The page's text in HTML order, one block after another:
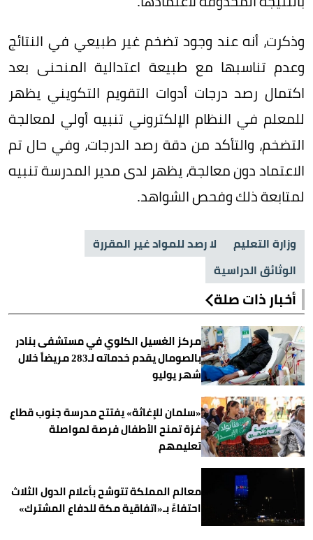
وذكرت، أنه عند وجود تضخم غير طبيعي في النتائج
وعدم تناسبها مع طبيعة اعتدالية المنحنى بعد
اكتمال رصد درجات أدوات التقويم التكويني يظهر
للمعلم في النظام الإلكتروني تنبيه أولي لمعالجة
التضخم، والتأكد من دقة رصد الدرجات، وفي حال تم
الاعتماد دون معالجة، يظهر لدى مدير المدرسة تنبيه
لمتابعة ذلك وفحص الشواهد.
وزارة التعليم
لا رصد للمواد غير المقررة
الوثائق الدراسية
أخبار ذات صلة
مركز الغسيل الكلوي في مستشفى بنادر
بالصومال يقدم خدماته لـ283 مريضاً خلال
شهر يوليو
«سلمان للإغاثة» يفتتح مدرسة جنوب قطاع
غزة تمنح الأطفال فرصة لمواصلة
تعليمهم
معالم المملكة تتوشح بأعلام الدول الثلاث
احتفاءً بـ«اتفاقية مكة للدفاع المشترك»